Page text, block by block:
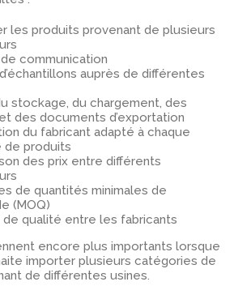
les produits provenant de plusieurs
communication
auprès de différentes
stockage, du chargement, des
des documents d’exportation
du fabricant adapté à chaque
de produits
des prix entre différents
de quantités minimales de
(MOQ)
de qualité entre les fabricants
encore plus importants lorsque
importer plusieurs catégories de
de différentes usines.